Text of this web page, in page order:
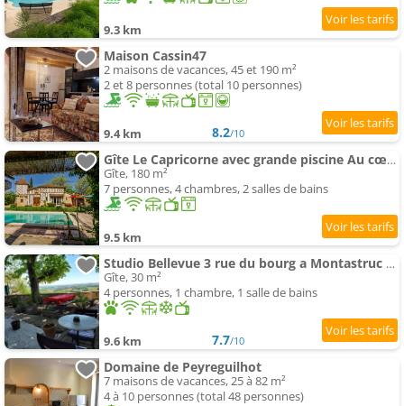
9.3 km
Maison Cassin47
2 maisons de vacances, 45 et 190 m²
2 et 8 personnes (total 10 personnes)
9.4 km 8.2/10
Gîte Le Capricorne avec grande piscine Au cœur du Lot-et-Garonne
Gîte, 180 m²
7 personnes, 4 chambres, 2 salles de bains
9.5 km
Studio Bellevue 3 rue du bourg a Montastruc 47380 entrée indépendante
Gîte, 30 m²
4 personnes, 1 chambre, 1 salle de bains
9.6 km 7.7/10
Domaine de Peyreguilhot
7 maisons de vacances, 25 à 82 m²
4 à 10 personnes (total 48 personnes)